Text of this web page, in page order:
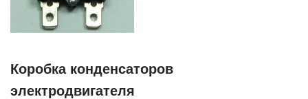
Коробка конденсаторов
электродвигателя